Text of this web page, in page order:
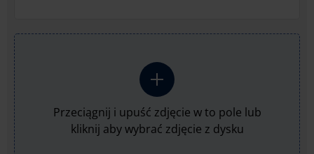
Przeciągnij i upuść zdjęcie w to pole lub
kliknij aby wybrać zdjęcie z dysku